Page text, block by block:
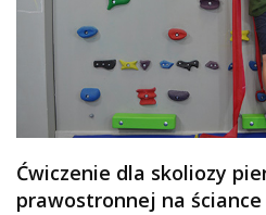
Ćwiczenie dla skoliozy
prawostronnej na